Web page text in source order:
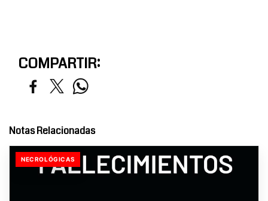
COMPARTIR:
Notas Relacionadas
NECROLÓGICAS